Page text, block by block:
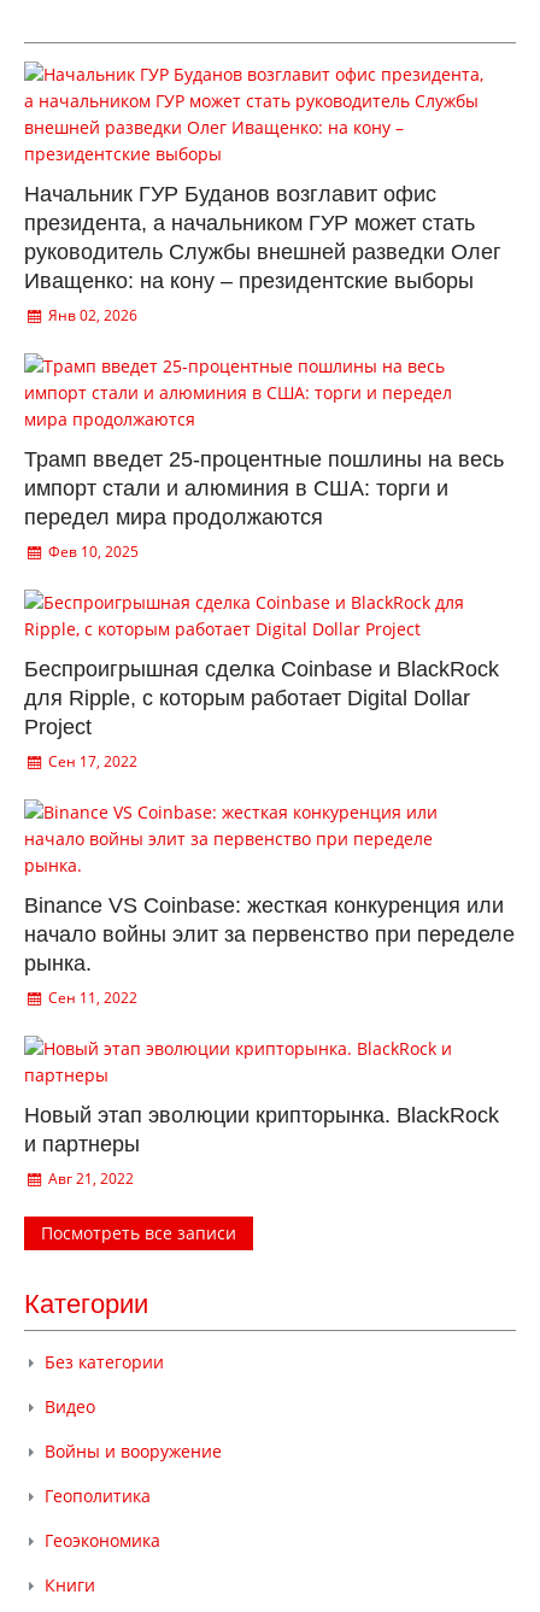
Начальник ГУР Буданов возглавит офис
президента, а начальником ГУР может стать
руководитель Службы внешней разведки Олег
Иващенко: на кону – президентские выборы
Янв 02, 2026
Трамп введет 25-процентные пошлины на весь
импорт стали и алюминия в США: торги и
передел мира продолжаются
Фев 10, 2025
Беспроигрышная сделка Coinbase и BlackRock
для Ripple, с которым работает Digital Dollar
Project
Сен 17, 2022
Binance VS Coinbase: жесткая конкуренция или
начало войны элит за первенство при переделе
рынка.
Сен 11, 2022
Новый этап эволюции крипторынка. BlackRock
и партнеры
Авг 21, 2022
Посмотреть все записи
Категории
Без категории
Видео
Войны и вооружение
Геополитика
Геоэкономика
Книги